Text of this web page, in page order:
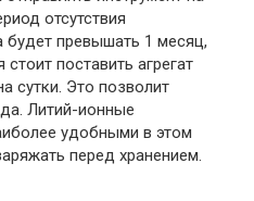
отсутствия
будет превышать 1 месяц,
поставить агрегат
сутки. Это позволит
Литий-ионные
удобными в этом
перед хранением.